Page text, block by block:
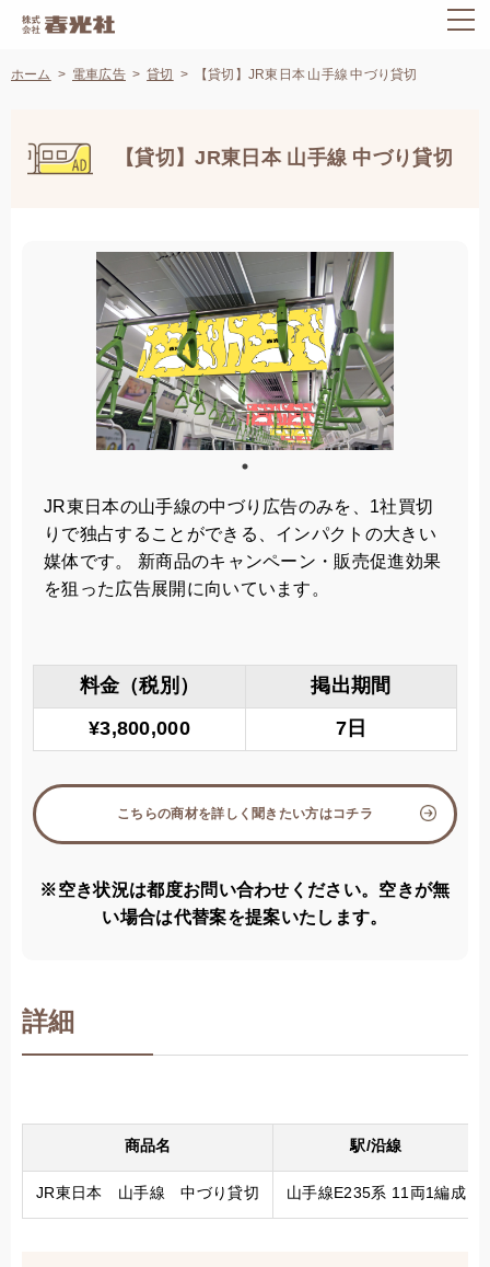
ホーム 電車広告 貸切 【貸切】JR東日本 山手線 中づり貸切
【貸切】JR東日本 山手線 中づり貸切
JR東日本の山手線の中づり広告のみを、1社買切
りで独占することができる、インパクトの大きい
媒体です。 新商品のキャンペーン・販売促進効果
を狙った広告展開に向いています。
料金（税別）
掲出期間
¥3,800,000
7日
こちらの商材を詳しく聞きたい方はコチラ
※空き状況は都度お問い合わせください。空きが無
い場合は代替案を提案いたします。
詳細
商品名 駅/沿線
JR東日本 山手線 中づり貸切 山手線E235系 11両1編成